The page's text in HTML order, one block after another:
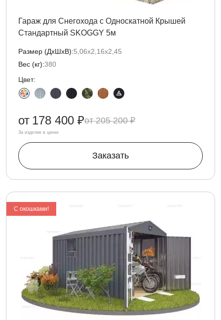
Гараж для Снегохода с Односкатной Крышей
Стандартный SKOGGY 5м
Размер (ДxШxВ):5,06х2,16х2,45
Вес (кг):380
Цвет:
205 200 ₽
от 178 400 ₽
За изделие в цинке
Заказать
С окошками!